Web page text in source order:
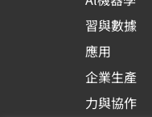
習與數據
應用
企業生產
力與協作